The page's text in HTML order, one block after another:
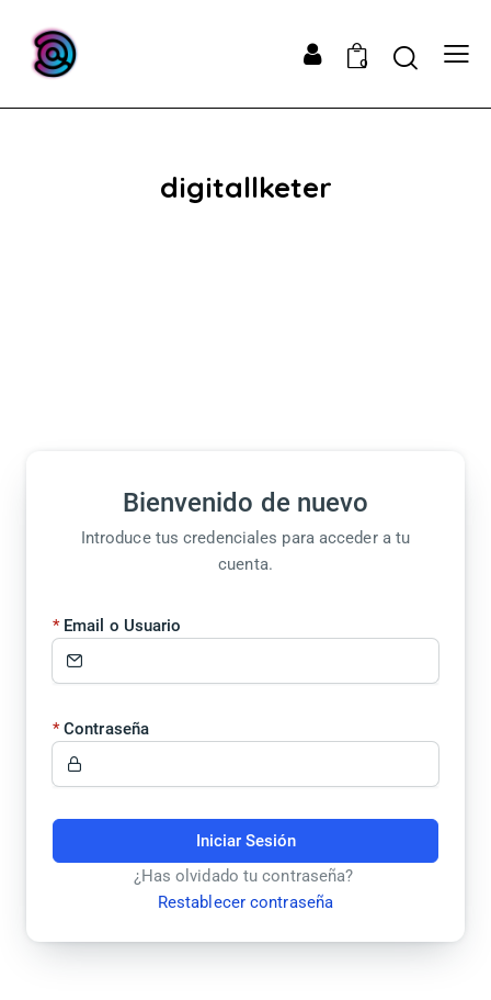
0
digitallketer
Bienvenido de nuevo
Introduce tus credenciales para acceder a tu
cuenta.
Email o Usuario
Contraseña
Iniciar Sesión
¿Has olvidado tu contraseña?
Restablecer contraseña